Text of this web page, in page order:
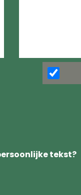
tekst?